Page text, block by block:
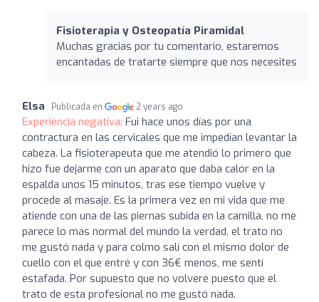
Fisioterapia y Osteopatía Piramidal
Muchas gracias por tu comentario, estaremos
encantadas de tratarte siempre que nos necesites
Elsa Publicada en 2 years ago
Experiencia negativa: Fui hace unos días por una
contractura en las cervicales que me impedían levantar la
cabeza. La fisioterapeuta que me atendió lo primero que
hizo fue dejarme con un aparato que daba calor en la
espalda unos 15 minutos, tras ese tiempo vuelve y
procede al masaje. Es la primera vez en mi vida que me
atiende con una de las piernas subida en la camilla, no me
parece lo más normal del mundo la verdad, el trato no
me gustó nada y para colmo salí con el mismo dolor de
cuello con el que entré y con 36€ menos, me sentí
estafada. Por supuesto que no volveré puesto que el
trato de esta profesional no me gustó nada.